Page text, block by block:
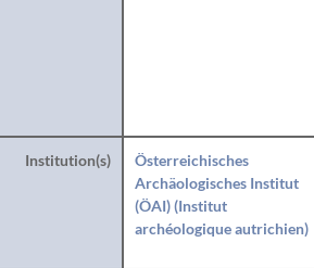
Institution(s)
Österreichisches
Archäologisches Institut
(ÖAI) (Institut
archéologique autrichien)